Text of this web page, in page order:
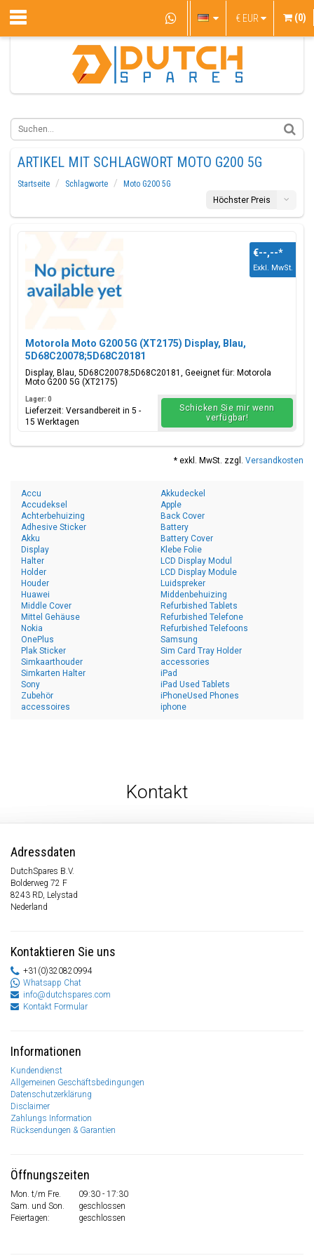
€ EUR (0)
ARTIKEL MIT SCHLAGWORT MOTO G200 5G
Startseite Schlagworte
Moto G200 5G
Höchster Preis
Motorola Moto G200 5G (XT2175) Display, Blau,
5D68C20078;5D68C20181
Display, Blau, 5D68C20078;5D68C20181, Geeignet für: Motorola
Moto G200 5G (XT2175)
€--,--*
Exkl. MwSt.
Lager: 0
Lieferzeit: Versandbereit in 5 -
15 Werktagen
Schicken Sie mir wenn
verfügbar!
* exkl. MwSt. zzgl. Versandkosten
Accu
Accudeksel
Achterbehuizing
Adhesive Sticker
Akku
Akkudeckel
Apple
Back Cover
Battery
Battery Cover
Display
Halter
Holder
Houder
Huawei
Klebe Folie
LCD Display Modul
LCD Display Module
Luidspreker
Middenbehuizing
Middle Cover
Mittel Gehäuse
Nokia
OnePlus
Plak Sticker
Refurbished Tablets
Refurbished Telefone
Refurbished Telefoons
Samsung
Sim Card Tray Holder
Simkaarthouder
Simkarten Halter
Sony
Zubehör
accessoires
accessories
iPad
iPad Used Tablets
iPhoneUsed Phones
iphone
Kontakt
Adressdaten
DutchSpares B.V.
Bolderweg 72 F
8243 RD, Lelystad
Nederland
Kontaktieren Sie uns
+31(0)320820994
Whatsapp Chat
info@dutchspares.com
Kontakt Formular
Informationen
Kundendienst
Allgemeinen Geschäftsbedingungen
Datenschutzerklärung
Disclaimer
Zahlungs Information
Rücksendungen & Garantien
Öffnungszeiten
Mon. t/m Fre.
09:30 - 17:30
Sam. und Son.
geschlossen
Feiertagen:
geschlossen